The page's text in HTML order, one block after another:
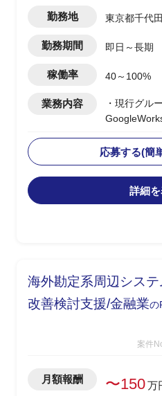
勤務地 東京都千代
勤務期間 即日～長期
稼働率 40～100%
業務内容
・現行グル
・上記に伴
など
クライアン
も視野に、
ェーズや、
に計画策定
上がったら
応募する(簡
詳細
海外勘定系周辺シス
改善検討支援/金融業の
案件
月額報酬 〜150万